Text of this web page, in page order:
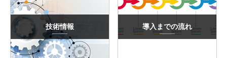
技術情報 導入までの流れ